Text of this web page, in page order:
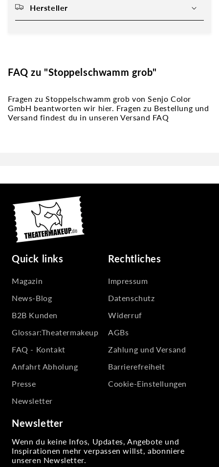
Hersteller
FAQ zu "Stoppelschwamm grob"
Fragen zu Stoppelschwamm grob von Senjo Color
GmbH beantworten wir hier. Fragen zu Bestellung und
Versand findest du in unseren Versand FAQ
Quick links
Magazin
News-Blog
B2B Kunden
Glossar:Theatermakeup
FAQ - Kontakt
Anfahrt Abholung
Presse
Newsletter
Rechtliches
Impressum
Datenschutz
Widerruf
AGBs
Zahlung und Versand
Barrierefreiheit
Cookie-Einstellungen
Newsletter
Wenn du keine Infos, Updates, Angebote und
Inspirationen mehr verpassen willst, abonniere
unseren Newsletter.